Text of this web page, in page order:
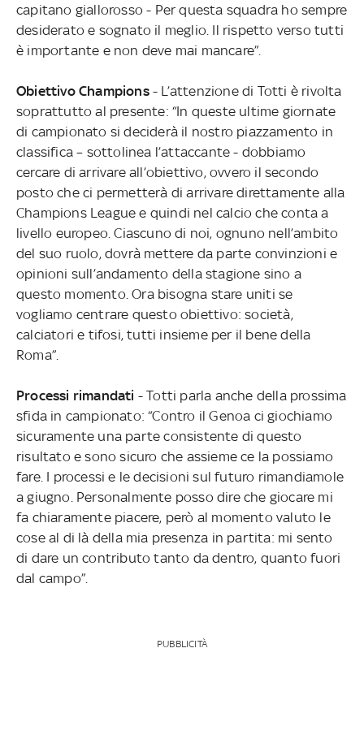
capitano giallorosso - Per questa squadra ho sempre
desiderato e sognato il meglio. Il rispetto verso tutti
è importante e non deve mai mancare”.
Obiettivo Champions- L’attenzione di Totti è rivolta
soprattutto al presente: “In queste ultime giornate
di campionato si deciderà il nostro piazzamento in
classifica – sottolinea l’attaccante - dobbiamo
cercare di arrivare all’obiettivo, ovvero il secondo
posto che ci permetterà di arrivare direttamente alla
Champions League e quindi nel calcio che conta a
livello europeo. Ciascuno di noi, ognuno nell’ambito
del suo ruolo, dovrà mettere da parte convinzioni e
opinioni sull’andamento della stagione sino a
questo momento. Ora bisogna stare uniti se
vogliamo centrare questo obiettivo: società,
calciatori e tifosi, tutti insieme per il bene della
Roma”.
Processi rimandati - Totti parla anche della prossima
sfida in campionato: “Contro il Genoa ci giochiamo
sicuramente una parte consistente di questo
risultato e sono sicuro che assieme ce la possiamo
fare. I processi e le decisioni sul futuro rimandiamole
a giugno. Personalmente posso dire che giocare mi
fa chiaramente piacere, però al momento valuto le
cose al di là della mia presenza in partita: mi sento
di dare un contributo tanto da dentro, quanto fuori
dal campo”.
PUBBLICITÀ